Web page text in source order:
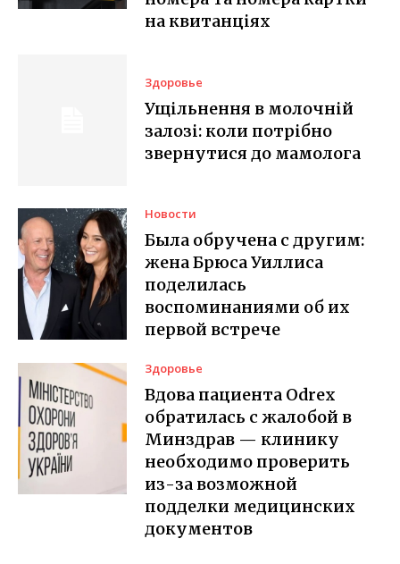
на квитанціях
Здоровье
Ущільнення в молочній
залозі: коли потрібно
звернутися до мамолога
Новости
Была обручена с другим:
жена Брюса Уиллиса
поделилась
воспоминаниями об их
первой встрече
Здоровье
Вдова пациента Odrex
обратилась с жалобой в
Минздрав — клинику
необходимо проверить
из-за возможной
подделки медицинских
документов